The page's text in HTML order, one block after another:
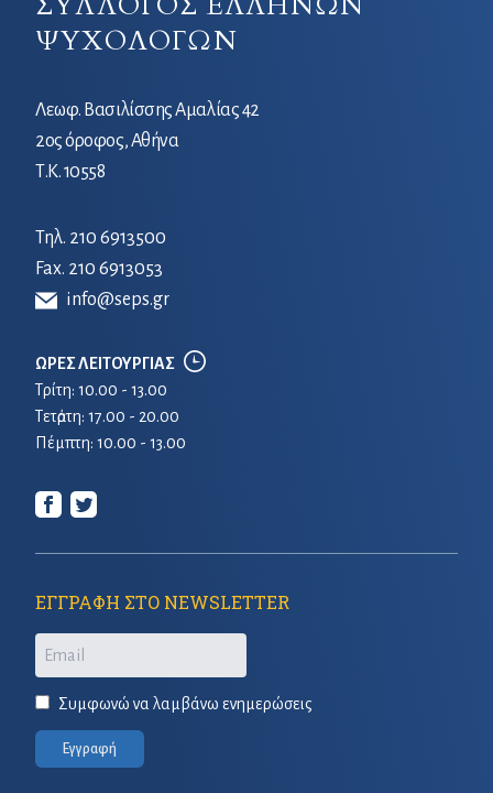
ΨΥΧΟΛΟΓΩΝ
Λεωφ. Βασιλίσσης Αμαλίας 42
2ος όροφος, Αθήνα
Τ.Κ. 10558
Τηλ. 210 6913500
Fax. 210 6913053
info@seps.gr
ΩΡΕΣ ΛΕΙΤΟΥΡΓΙΑΣ
Τρίτη: 10.00 - 13.00
Τετἀρτη: 17.00 - 20.00
Πέμπτη: 10.00 - 13.00
ΕΓΓΡΑΦΗ ΣΤΟ NEWSLETTER
Email
Συμφωνώ να λαμβάνω ενημερώσεις
Εγγραφή